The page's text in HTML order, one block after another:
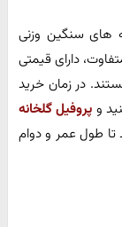
های سنگین وزنی
دارای قیمتی
در زمان خرید
و پروفیل گلخانه
تا طول عمر و دوام